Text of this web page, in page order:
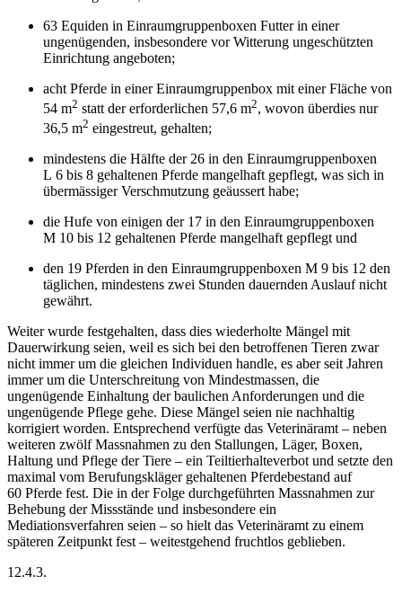
63 Equiden in Einraumgruppenboxen Futter in einer
ungenügenden, insbesondere vor Witterung ungeschützten
Einrichtung angeboten;
acht Pferde in einer Einraumgruppenbox mit einer Fläche von
54 m2 statt der erforderlichen 57,6 m2, wovon überdies nur
36,5 m2 eingestreut, gehalten;
mindestens die Hälfte der 26 in den Einraumgruppenboxen
L 6 bis 8 gehaltenen Pferde mangelhaft gepflegt, was sich in
übermässiger Verschmutzung geäussert habe;
die Hufe von einigen der 17 in den Einraumgruppenboxen
M 10 bis 12 gehaltenen Pferde mangelhaft gepflegt und
den 19 Pferden in den Einraumgruppenboxen M 9 bis 12 den
täglichen, mindestens zwei Stunden dauernden Auslauf nicht
gewährt.
Weiter wurde festgehalten, dass dies wiederholte Mängel mit
Dauerwirkung seien, weil es sich bei den betroffenen Tieren zwar
nicht immer um die gleichen Individuen handle, es aber seit Jahren
immer um die Unterschreitung von Mindestmassen, die
ungenügende Einhaltung der baulichen Anforderungen und die
ungenügende Pflege gehe. Diese Mängel seien nie nachhaltig
korrigiert worden. Entsprechend verfügte das Veterinäramt – neben
weiteren zwölf Massnahmen zu den Stallungen, Läger, Boxen,
Haltung und Pflege der Tiere – ein Teiltierhalteverbot und setzte den
maximal vom Berufungskläger gehaltenen Pferdebestand auf
60 Pferde fest. Die in der Folge durchgeführten Massnahmen zur
Behebung der Missstände und insbesondere ein
Mediationsverfahren seien – so hielt das Veterinäramt zu einem
späteren Zeitpunkt fest – weitestgehend fruchtlos geblieben.
12.4.3.